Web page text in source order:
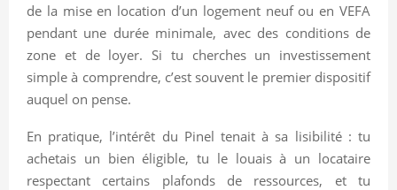
de la mise en location d’un logement neuf ou en VEFA
pendant une durée minimale, avec des conditions de
zone et de loyer. Si tu cherches un investissement
simple à comprendre, c’est souvent le premier dispositif
auquel on pense.
En pratique, l’intérêt du Pinel tenait à sa lisibilité : tu
achetais un bien éligible, tu le louais à un locataire
respectant certains plafonds de ressources, et tu